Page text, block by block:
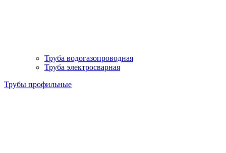
Труба водогазопроводная
Труба электросварная
Трубы профильные